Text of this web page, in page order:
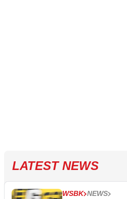
LATEST NEWS
WSBK NEWS